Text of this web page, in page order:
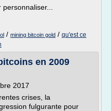
/ mining bitcoin gold / qu'est ce
en 2009
2017
crises, la
fulgurante pour